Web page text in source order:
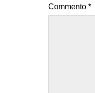
Commento *